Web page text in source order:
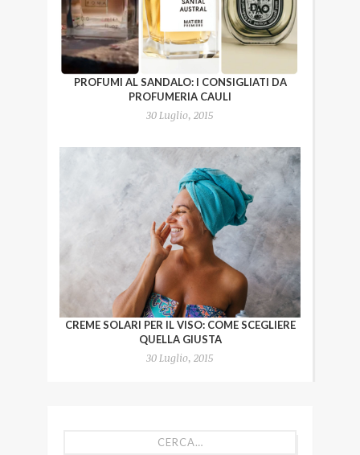
PROFUMI AL SANDALO: I CONSIGLIATI DA
PROFUMERIA CAULI
30 Luglio, 2015
CREME SOLARI PER IL VISO: COME SCEGLIERE
QUELLA GIUSTA
30 Luglio, 2015
CERCA…